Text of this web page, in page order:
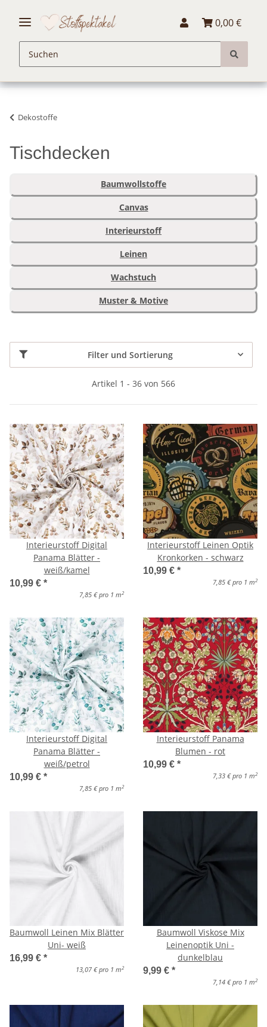
0,00 €
Dekostoffe
Tischdecken
Baumwollstoffe
Canvas
Interieurstoff
Leinen
Wachstuch
Muster & Motive
Filter und Sortierung
Artikel 1 - 36 von 566
Interieurstoff Digital
Panama Blätter -
weiß/kamel
10,99 € *
7,85 € pro 1 m 2
Interieurstoff Leinen Optik
Kronkorken - schwarz
10,99 € *
7,85 € pro 1 m 2
Interieurstoff Digital
Panama Blätter -
weiß/petrol
10,99 € *
7,85 € pro 1 m 2
Interieurstoff Panama
Blumen - rot
10,99 € *
7,33 € pro 1 m 2
Baumwoll Leinen Mix Blätter
Uni- weiß
16,99 € *
13,07 € pro 1 m 2
Baumwoll Viskose Mix
Leinenoptik Uni -
dunkelblau
9,99 € *
7,14 € pro 1 m 2